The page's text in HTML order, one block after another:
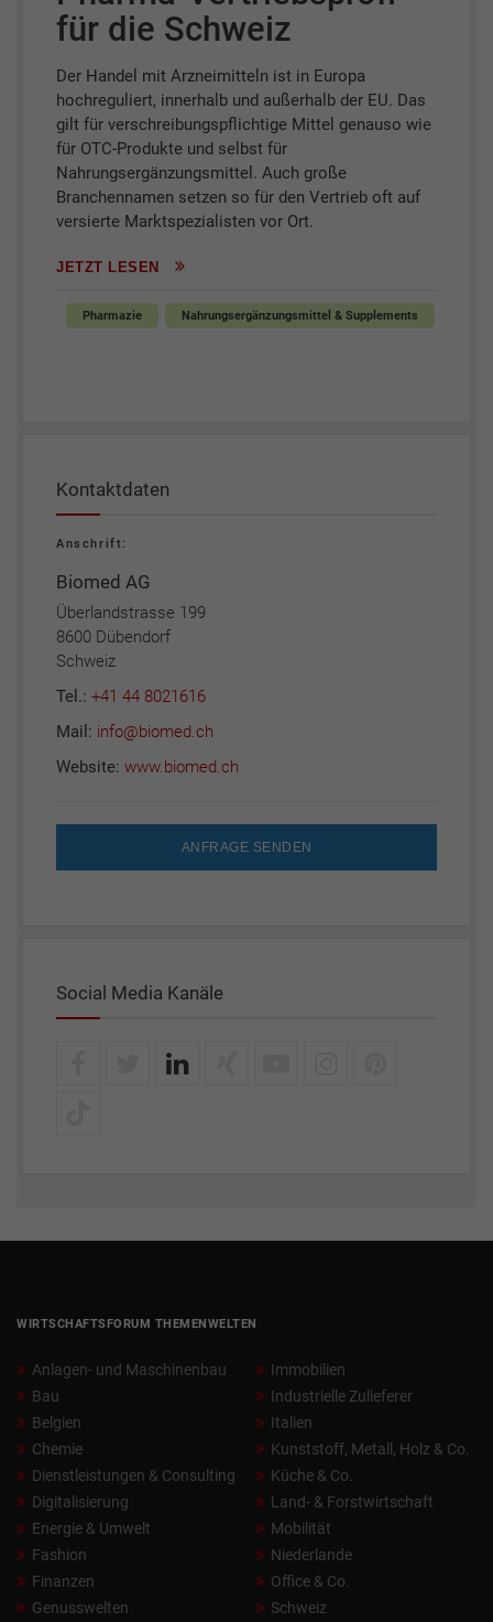
für die Schweiz
Der Handel mit Arzneimitteln ist in Europa
hochreguliert, innerhalb und außerhalb der EU. Das
gilt für verschreibungspflichtige Mittel genauso wie
für OTC-Produkte und selbst für
Nahrungsergänzungsmittel. Auch große
Branchennamen setzen so für den Vertrieb oft auf
versierte Marktspezialisten vor Ort.
JETZT LESEN
Pharmazie Nahrungsergänzungsmittel & Supplements
Kontaktdaten
Anschrift:
Biomed AG
Überlandstrasse 199
8600 Dübendorf
Schweiz
Tel.: +41 44 8021616
Mail: info@biomed.ch
Website: www.biomed.ch
ANFRAGE SENDEN
Social Media Kanäle
WIRTSCHAFTSFORUM THEMENWELTEN
Anlagen- und Maschinenbau
Bau
Belgien
Chemie
Dienstleistungen & Consulting
Digitalisierung
Energie & Umwelt
Fashion
Finanzen
Genusswelten
Immobilien
Industrielle Zulieferer
Italien
Kunststoff, Metall, Holz & Co.
Küche & Co.
Land- & Forstwirtschaft
Mobilität
Niederlande
Office & Co.
Schweiz